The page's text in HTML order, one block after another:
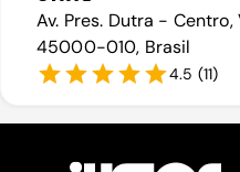
Av. Pres. Dutra -
45000-010, Brasil
4.5 (11)